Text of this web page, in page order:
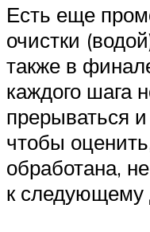
Есть еще
очистки
также в
каждого шага
прерываться
чтобы
обработана,
к следующему